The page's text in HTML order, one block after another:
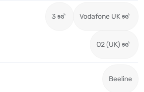
3 Vodafone UK
O2 (UK)
Beeline